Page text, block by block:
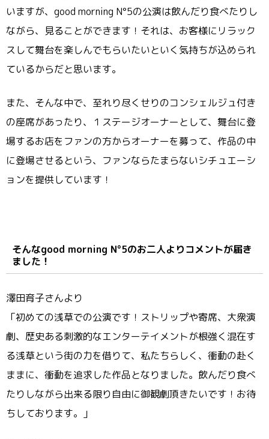
いますが、good morning N°5の公演は飲んだり食べたりし
ながら、見ることができます！それは、お客様にリラック
スして舞台を楽しんでもらいたいといく気持ちが込められ
ているからだと思います。
また、そんな中で、至れり尽くせりのコンシェルジュ付き
の座席があったり、１ステージオーナーとして、舞台に登
場するお店をファンの方からオーナーを募って、作品の中
に登場させるという、ファンならたまらないシチュエーシ
ョンを提供しています！
そんなgood morning N°5のお二人よりコメントが届き
ました！
澤田育子さんより
「初めての浅草での公演です！ストリップや寄席、大衆演
劇、歴史ある刺激的なエンターテイメントが根強く混在す
る浅草という街の力を借りて、私たちらしく、衝動の赴く
ままに、衝動を追求した作品となりました。飲んだり食べ
たりしながら出来る限り自由に御観劇頂きたいです！お待
ちしております。」